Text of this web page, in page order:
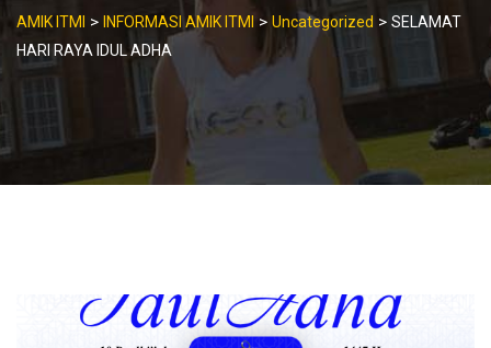
AMIK ITMI > INFORMASI AMIK ITMI > Uncategorized > SELAMAT
HARI RAYA IDUL ADHA